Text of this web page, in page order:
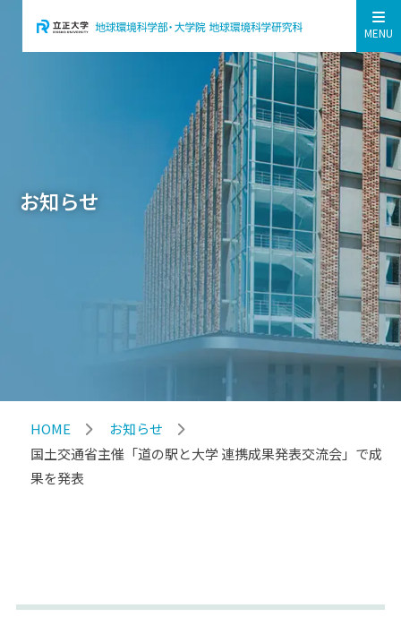
MENU
お知らせ
HOME
お知らせ
国土交通省主催「道の駅と大学 連携成果発表交流会」で成
果を発表